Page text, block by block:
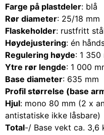
Farge på plastdeler: blå
Rør diameter: 25/18 mm
Flaskeholder: rustfritt
Høydejustering: én
Regulering høyde: 1 350
Ytre rør lengde: 1 000
Base diameter: 635 mm
Profil størrelse (base
Hjul: mono 80 mm (2 x
antistatiske ikke låsbare)
Total-/ Base vekt ca. 3,6